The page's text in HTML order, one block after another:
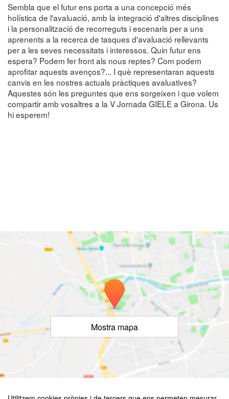
Sembla que el futur ens porta a una concepció més
holística de l'avaluació, amb la integració d'altres disciplines
i la personalització de recorreguts i escenaris per a uns
aprenents a la recerca de tasques d'avaluació rellevants
per a les seves necessitats i interessos. Quin futur ens
espera? Podem fer front als nous reptes? Com podem
aprofitar aquests avenços?... I què representaran aquests
canvis en les nostres actuals pràctiques avaluatives?
Aquestes són les preguntes que ens sorgeixen i que volem
compartir amb vosaltres a la V Jornada GIELE a Girona. Us
hi esperem!
Mostra mapa